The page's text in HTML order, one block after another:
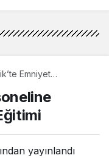
Emniyet
Eğitimi
yayınlandı